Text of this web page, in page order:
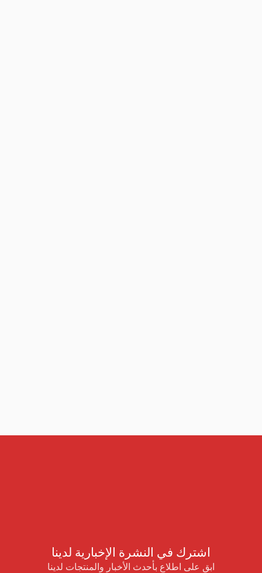
اشترك في النشرة الإخبارية لدينا
ابق على اطلاع بأحدث الأخبار والمنتجات لدينا